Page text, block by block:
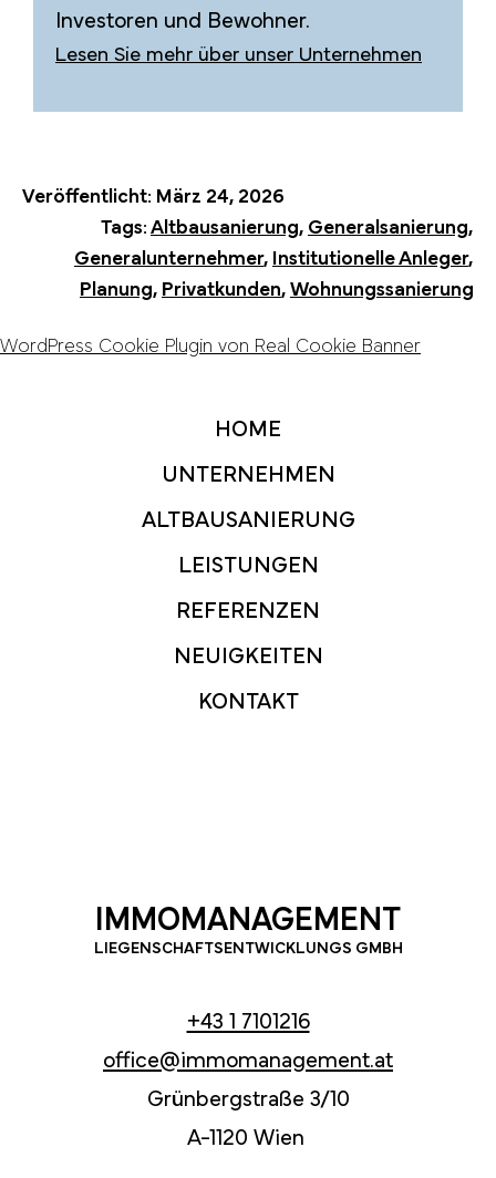
Investoren und Bewohner.
Lesen Sie mehr über unser Unternehmen
Veröffentlicht: März 24, 2026
Tags:Altbausanierung,Generalsanierung,
Generalunternehmer,Institutionelle Anleger,
Planung,Privatkunden,Wohnungssanierung
WordPress Cookie Plugin von Real Cookie Banner
HOME
UNTERNEHMEN
ALTBAUSANIERUNG
LEISTUNGEN
REFERENZEN
NEUIGKEITEN
KONTAKT
IMMOMANAGEMENT
LIEGENSCHAFTSENTWICKLUNGS GMBH
+43 1 7101216
office@immomanagement.at
Grünbergstraße 3/10
A-1120 Wien